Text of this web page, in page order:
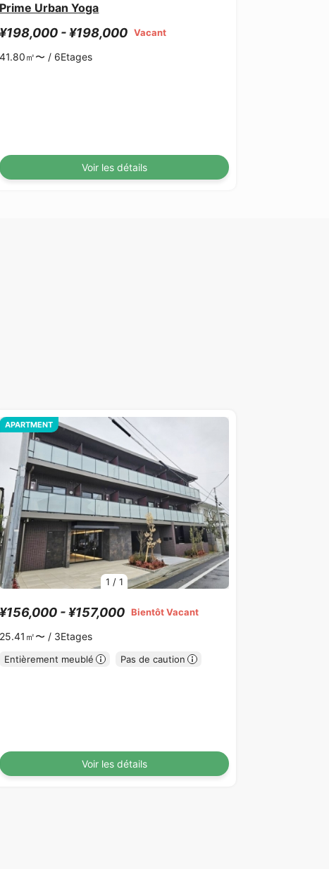
Prime Urban Yoga
¥198,000 - ¥198,000 Vacant
41.80㎡〜 / 6Etages
Voir les détails
1 / 1
APARTMENT
¥156,000 - ¥157,000 Bientôt Vacant
25.41㎡〜 / 3Etages
Entièrement meublé Pas de caution
Voir les détails